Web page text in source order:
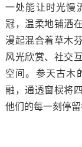
一处能让时光慢
冠，温柔地铺洒
漫起混合着草木
风光欣赏、社交
空间。参天古木
融，通透窗棂将
他们的每一刻停留